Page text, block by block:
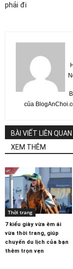
phải đi
của
BÀI VIẾT LIÊN QUAN
XEM THÊM
Thời trang
7 kiểu giày vừa êm ái
vừa thời trang, giúp
chuyến du lịch của bạn
thêm trọn vẹn